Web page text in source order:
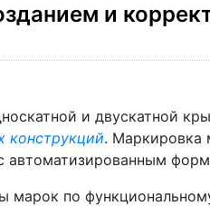
и
и двускатной
конструкций. Маркировка
автоматизированным
марок по